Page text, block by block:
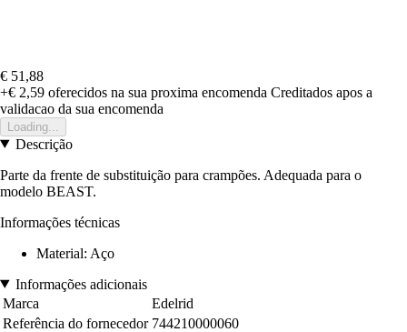
€ 51,88
+€ 2,59 oferecidos na sua proxima encomenda Creditados apos a
validacao da sua encomenda
Loading...
Descrição
Parte da frente de substituição para crampões. Adequada para o
modelo BEAST.
Informações técnicas
Material: Aço
Informações adicionais
Marca
Edelrid
Referência do fornecedor 744210000060